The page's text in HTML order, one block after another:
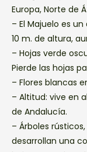
Europa, Norte de
– El Majuelo es
10 m. de altura,
– Hojas verde
Pierde las hojas
– Flores blancas
– Altitud: vive en
de Andalucía.
– Árboles
desarrollan una